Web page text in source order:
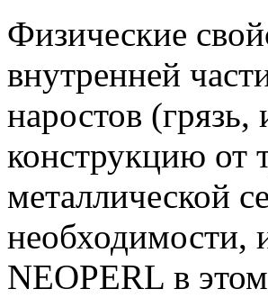
Физические
внутренней
наростов (грязь,
конструкцию от
металлической
необходимости,
NEOPERL в